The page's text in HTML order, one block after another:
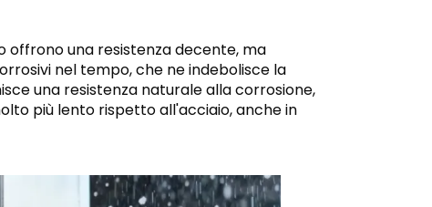
offrono una resistenza decente, ma
nel tempo, che ne indebolisce la
una resistenza naturale alla corrosione,
più lento rispetto all'acciaio, anche in